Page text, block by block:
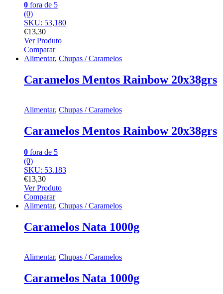
0 fora de 5
(0)
SKU: 53,180
€13,30
Ver Produto
Comparar
Alimentar, Chupas / Caramelos
Caramelos Mentos Rainbow 20x38grs
Alimentar, Chupas / Caramelos
Caramelos Mentos Rainbow 20x38grs
0 fora de 5
(0)
SKU: 53.183
€13,30
Ver Produto
Comparar
Alimentar, Chupas / Caramelos
Caramelos Nata 1000g
Alimentar, Chupas / Caramelos
Caramelos Nata 1000g